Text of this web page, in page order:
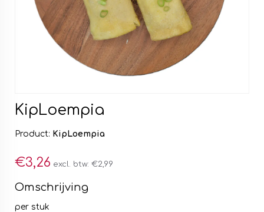
KipLoempia
Product: KipLoempia
€3,26 excl. btw: €2,99
Omschrijving
per stuk